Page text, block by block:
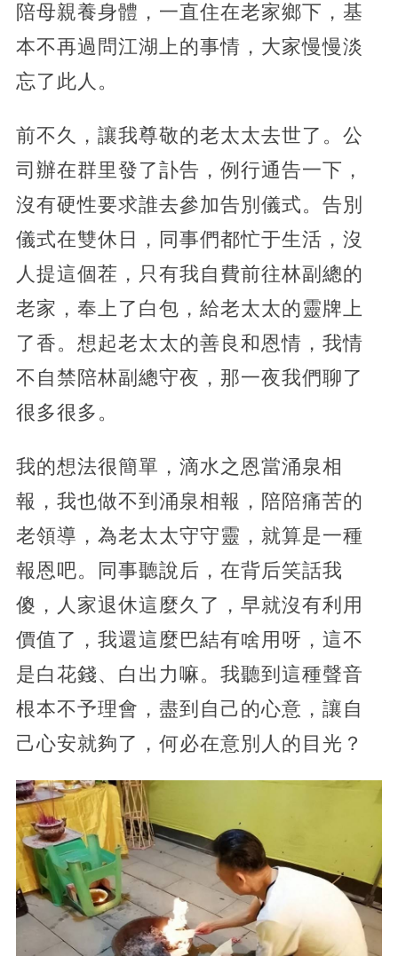
陪母親養身體，一直住在老家鄉下，基
本不再過問江湖上的事情，大家慢慢淡
忘了此人。
前不久，讓我尊敬的老太太去世了。公
司辦在群里發了訃告，例行通告一下，
沒有硬性要求誰去參加告別儀式。告別
儀式在雙休日，同事們都忙于生活，沒
人提這個茬，只有我自費前往林副總的
老家，奉上了白包，給老太太的靈牌上
了香。想起老太太的善良和恩情，我情
不自禁陪林副總守夜，那一夜我們聊了
很多很多。
我的想法很簡單，滴水之恩當涌泉相
報，我也做不到涌泉相報，陪陪痛苦的
老領導，為老太太守守靈，就算是一種
報恩吧。同事聽說后，在背后笑話我
傻，人家退休這麼久了，早就沒有利用
價值了，我還這麼巴結有啥用呀，這不
是白花錢、白出力嘛。我聽到這種聲音
根本不予理會，盡到自己的心意，讓自
己心安就夠了，何必在意別人的目光？